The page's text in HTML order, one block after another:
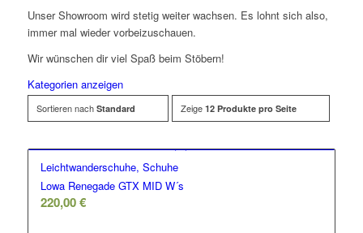
Unser Showroom wird stetig weiter wachsen. Es lohnt sich also,
immer mal wieder vorbeizuschauen.
Wir wünschen dir viel Spaß beim Stöbern!
Kategorien anzeigen
Sortieren nach Standard Zeige 12 Produkte pro Seite
Leichtwanderschuhe, Schuhe
Lowa Renegade GTX MID W´s
220,00€